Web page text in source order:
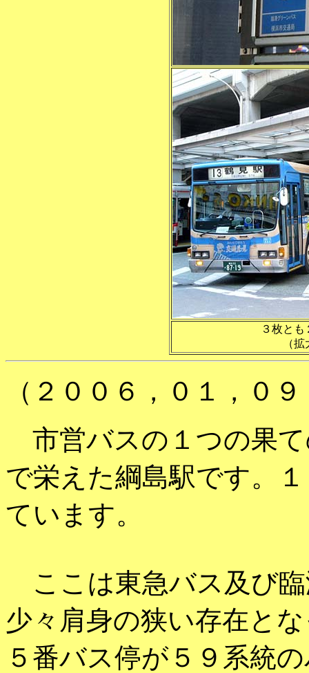
３枚と
（
（２００６，０１，０
市営バスの１つの果
で栄えた綱島駅です。
ています。
ここは東急バス及び
少々肩身の狭い存在と
５番バス停が５９系統